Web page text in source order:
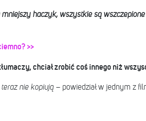
haczyk, wszystkie są
>>
chciał zrobić coś innego niż
nie kopiują – powiedział w jednym z